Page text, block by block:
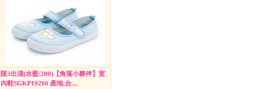
限3出清(水藍/200)【角落小夥伴】室
內鞋SGKP19266 產地:台....